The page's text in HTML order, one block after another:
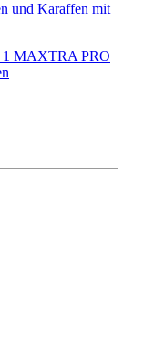
und Karaffen mit